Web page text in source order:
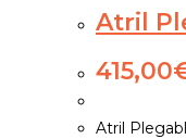
Atril
415,00
Atril